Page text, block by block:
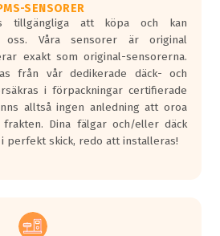
nya regelverk.
kommer vara
än det
2016.
SENSORER
tillgängliga att köpa och kan
Våra sensorer är original
exakt som original-sensorerna.
från vår dedikerade däck- och
i förpackningar certifierade
alltså ingen anledning att oroa
Dina fälgar och/eller däck
perfekt skick, redo att installeras!